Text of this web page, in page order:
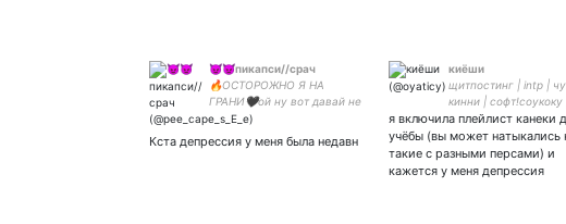
😈👿пикапси//срач
🔥ОСТОРОЖНО Я НА
ГРАНИ🖤ой ну вот давай не
будем, а?🖤
Булимичка на
Кста депрессия у меня была недавн
киёши
щитпостинг | intp |
кинни | софт!соукоку
gh ; bts |
she/her | на
есть:
я включила плейлист канеки
учёбы (вы может натыкались
такие с разными персами) и
кажется у меня депрессия